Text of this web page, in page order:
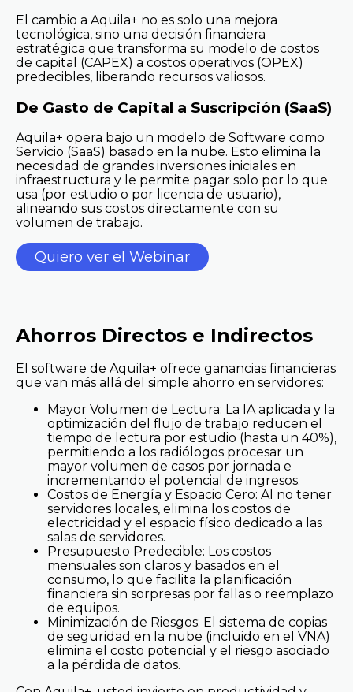
El cambio a Aquila+ no es solo una mejora
tecnológica, sino una decisión financiera
estratégica que transforma su modelo de costos
de capital (CAPEX) a costos operativos (OPEX)
predecibles, liberando recursos valiosos.
De Gasto de Capital a Suscripción (SaaS)
Aquila+ opera bajo un modelo de Software como
Servicio (SaaS) basado en la nube. Esto elimina la
necesidad de grandes inversiones iniciales en
infraestructura y le permite pagar solo por lo que
usa (por estudio o por licencia de usuario),
alineando sus costos directamente con su
volumen de trabajo.
Quiero ver el Webinar
Ahorros Directos e Indirectos
El software de Aquila+ ofrece ganancias financieras
que van más allá del simple ahorro en servidores:
Mayor Volumen de Lectura: La IA aplicada y la
optimización del flujo de trabajo reducen el
tiempo de lectura por estudio (hasta un 40%),
permitiendo a los radiólogos procesar un
mayor volumen de casos por jornada e
incrementando el potencial de ingresos.
Costos de Energía y Espacio Cero: Al no tener
servidores locales, elimina los costos de
electricidad y el espacio físico dedicado a las
salas de servidores.
Presupuesto Predecible: Los costos
mensuales son claros y basados en el
consumo, lo que facilita la planificación
financiera sin sorpresas por fallas o reemplazo
de equipos.
Minimización de Riesgos: El sistema de copias
de seguridad en la nube (incluido en el VNA)
elimina el costo potencial y el riesgo asociado
a la pérdida de datos.